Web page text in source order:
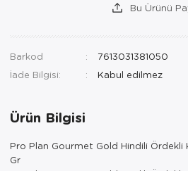
Bu Ürünü
Barkod
7613031381050
İade Bilgisi:
Ürün Bilgisi
Pro Plan Gourmet Gold Hindili Ördekli
Gr